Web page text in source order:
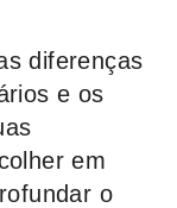
diferenças
e os
em
o